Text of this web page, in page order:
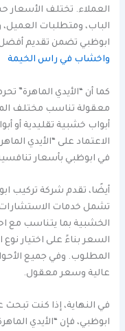
العملاء. تختلف
الباب، ومتطلبات
ابوظبي تضمن تقديم أفضل
واخشاب في راس الخيمة
كما أن “الأيدي الماهرة”
معقولة تناسب مختلف
أبواب خشبية تقليدية أو
الاعتماد على “الأيدي
في ابوظبي بأسعار
أيضًا، تقدم شركة تركيب
تشمل خدمات الاستشارات
الخشبية بما يتناسب مع
السعر بناءً على اختيار
المطلوب. وفي جميع
عالية وسعر معقول.
في النهاية، إذا كنت
ابوظبي، فإن “الأيدي